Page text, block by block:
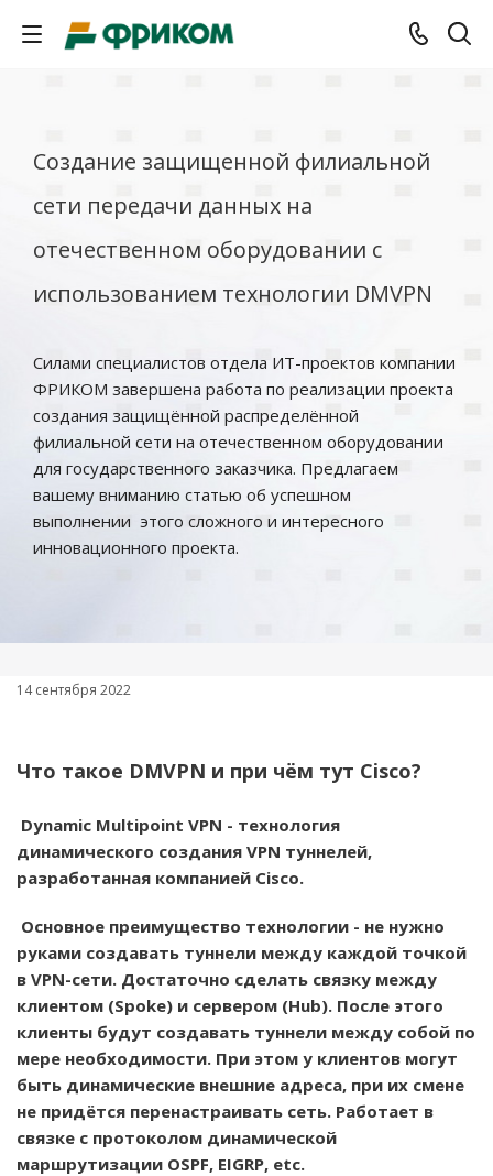
Создание защищенной филиальной
сети передачи данных на
отечественном оборудовании с
использованием технологии DMVPN
Силами специалистов отдела ИТ-проектов компании
ФРИКОМ завершена работа по реализации проекта
создания защищённой распределённой
филиальной сети на отечественном оборудовании
для государственного заказчика. Предлагаем
вашему вниманию статью об успешном
выполнении этого сложного и интересного
инновационного проекта.
14 сентября 2022
Что такое DMVPN и при чём тут Cisco?
Dynamic Multipoint VPN - технология
динамического создания VPN туннелей,
разработанная компанией Cisco.
Основное преимущество технологии - не нужно
руками создавать туннели между каждой точкой
в VPN-сети. Достаточно сделать связку между
клиентом (Spoke) и сервером (Hub). После этого
клиенты будут создавать туннели между собой по
мере необходимости. При этом у клиентов могут
быть динамические внешние адреса, при их смене
не придётся перенастраивать сеть. Работает в
связке с протоколом динамической
маршрутизации OSPF, EIGRP, etc.